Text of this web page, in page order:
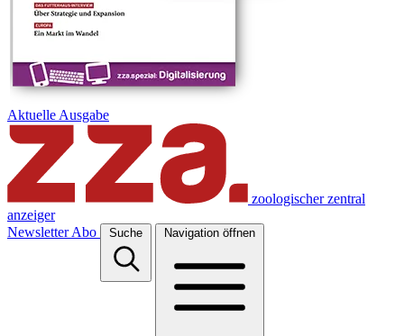
Aktuelle Ausgabe
zoologischer zentral
anzeiger
Newsletter Abo Suche Navigation öffnen